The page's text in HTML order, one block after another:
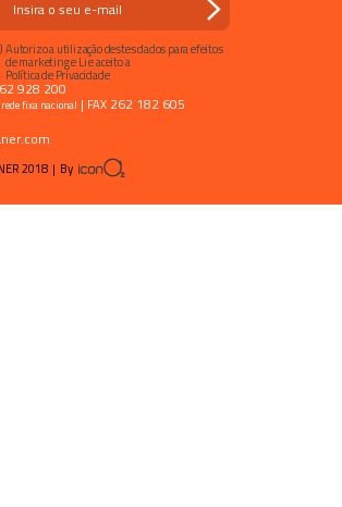
Autorizo a utilização destes dados para efeitos
de marketing e Li e aceito a
Política de Privacidade
928 200
fixa nacional | FAX 262 182 605
2018 | By